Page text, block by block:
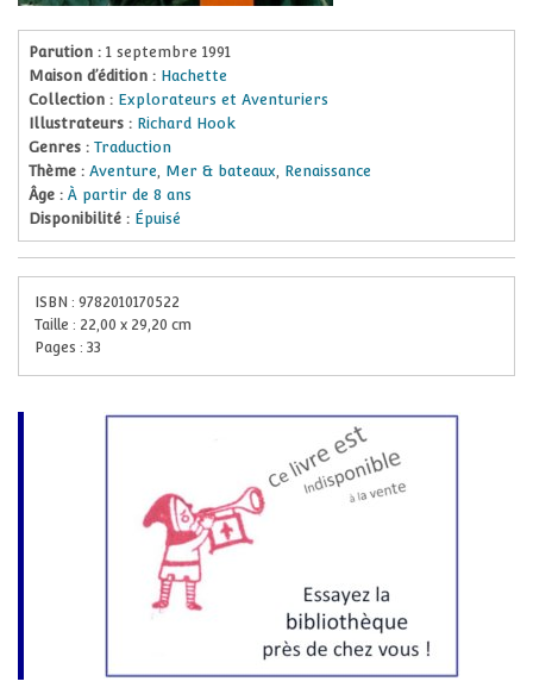
Parution : 1 septembre 1991
Maison d’édition : Hachette
Collection : Explorateurs et Aventuriers
Illustrateurs : Richard Hook
Genres : Traduction
Thème :Aventure, Mer & bateaux, Renaissance
Âge :À partir de 8 ans
Disponibilité : Épuisé
ISBN : 9782010170522
Taille : 22,00 x 29,20 cm
Pages : 33